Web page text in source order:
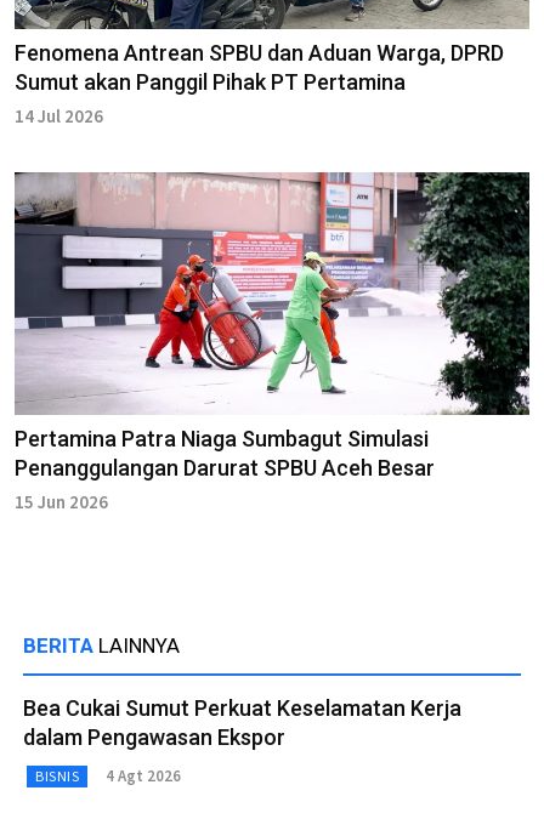
Fenomena Antrean SPBU dan Aduan Warga, DPRD
Sumut akan Panggil Pihak PT Pertamina
14 Jul 2026
Pertamina Patra Niaga Sumbagut Simulasi
Penanggulangan Darurat SPBU Aceh Besar
15 Jun 2026
BERITA LAINNYA
Bea Cukai Sumut Perkuat Keselamatan Kerja
dalam Pengawasan Ekspor
BISNIS 4 Agt 2026